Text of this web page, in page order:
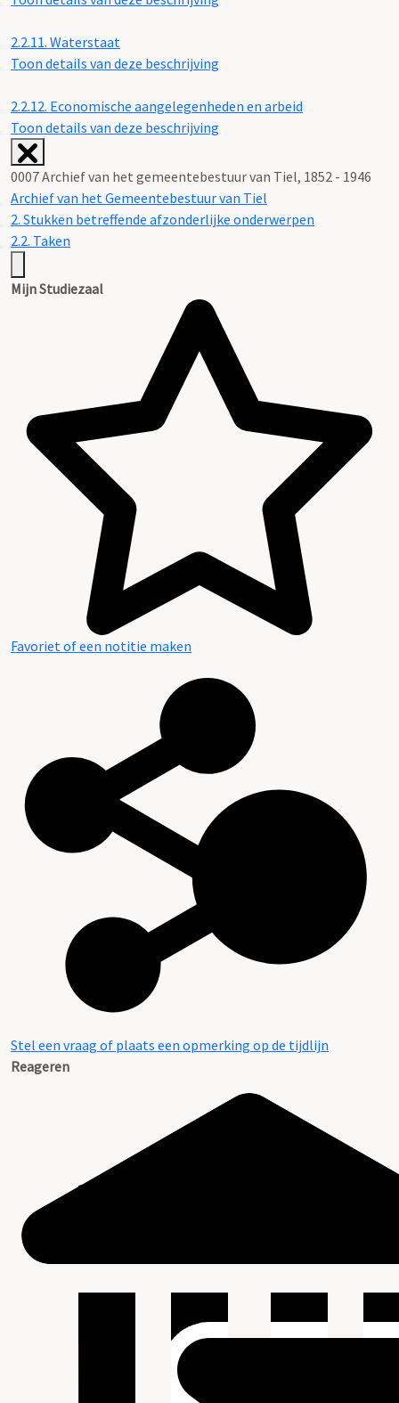
2.2.11. Waterstaat
Toon details van deze beschrijving
2.2.12. Economische aangelegenheden en arbeid
Toon details van deze beschrijving
0007 Archief van het gemeentebestuur van Tiel, 1852 - 1946
Archief van het Gemeentebestuur van Tiel
2. Stukken betreffende afzonderlijke onderwerpen
2.2. Taken
Mijn Studiezaal
Favoriet of een notitie maken
Stel een vraag of plaats een opmerking op de tijdlijn
Reageren